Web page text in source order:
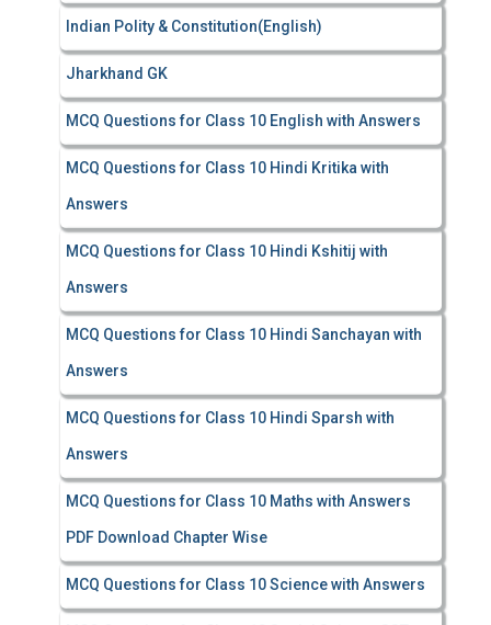
Indian Polity & Constitution(English)
Jharkhand GK
MCQ Questions for Class 10 English with Answers
MCQ Questions for Class 10 Hindi Kritika with
Answers
MCQ Questions for Class 10 Hindi Kshitij with
Answers
MCQ Questions for Class 10 Hindi Sanchayan with
Answers
MCQ Questions for Class 10 Hindi Sparsh with
Answers
MCQ Questions for Class 10 Maths with Answers
PDF Download Chapter Wise
MCQ Questions for Class 10 Science with Answers